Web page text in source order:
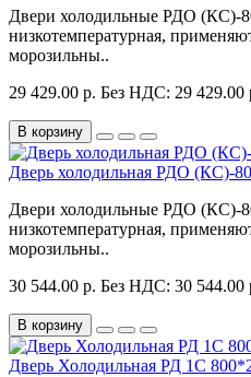
Двери холодильные РДО (КС)-
низкотемпературная,
морозильны..
29 429.00 р. Без НДС: 29 429.00
В корзину
Дверь холодильная РДО (КС)-
Двери холодильные РДО (КС)-
низкотемпературная,
морозильны..
30 544.00 р. Без НДС: 30 544.00
В корзину
Дверь Холодильная РД 1С